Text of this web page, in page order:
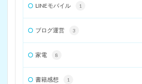
LINEモバイル 1
ブログ運営 3
家電 8
書籍感想 1